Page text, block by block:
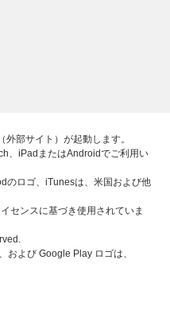
部サイト）が起動します。
、iPadまたはAndroidでご利用い
のロゴ、iTunesは、米国および他
センスに基づき使用されていま
および Google Play ロゴは、